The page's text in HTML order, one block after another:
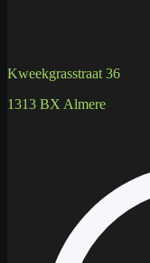
Kweekgrasstraat 36
1313 BX Almere